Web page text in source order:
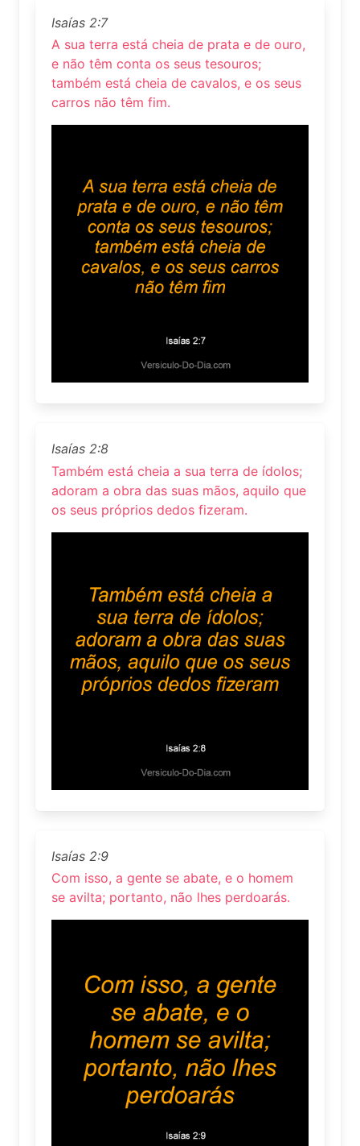
Isaías 2:7
A sua terra está cheia de prata e de ouro,
e não têm conta os seus tesouros;
também está cheia de cavalos, e os seus
carros não têm fim.
Isaías 2:8
Também está cheia a sua terra de ídolos;
adoram a obra das suas mãos, aquilo que
os seus próprios dedos fizeram.
Isaías 2:9
Com isso, a gente se abate, e o homem
se avilta; portanto, não lhes perdoarás.